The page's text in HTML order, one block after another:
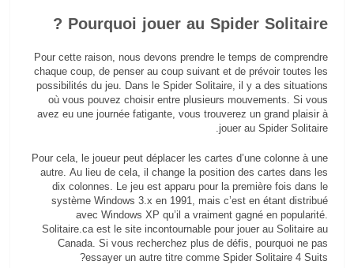
Pourquoi jouer au Spider Solitaire ?
Pour cette raison, nous devons prendre le temps de comprendre
chaque coup, de penser au coup suivant et de prévoir toutes les
possibilités du jeu. Dans le Spider Solitaire, il y a des situations
où vous pouvez choisir entre plusieurs mouvements. Si vous
avez eu une journée fatigante, vous trouverez un grand plaisir à
jouer au Spider Solitaire.
Pour cela, le joueur peut déplacer les cartes d’une colonne à une
autre. Au lieu de cela, il change la position des cartes dans les
dix colonnes. Le jeu est apparu pour la première fois dans le
système Windows 3.x en 1991, mais c’est en étant distribué
avec Windows XP qu’il a vraiment gagné en popularité.
Solitaire.ca est le site incontournable pour jouer au Solitaire au
Canada. Si vous recherchez plus de défis, pourquoi ne pas
essayer un autre titre comme Spider Solitaire 4 Suits?